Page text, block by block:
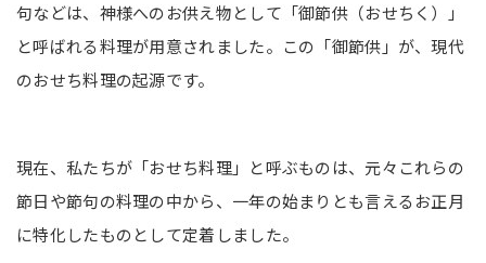
句などは、神様へのお供え物として「御節供（おせちく）」
と呼ばれる料理が用意されました。この「御節供」が、現代
のおせち料理の起源です。
現在、私たちが「おせち料理」と呼ぶものは、元々これらの
節日や節句の料理の中から、一年の始まりとも言えるお正月
に特化したものとして定着しました。